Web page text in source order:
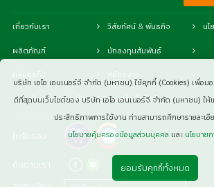
บริษัท เอไอ เอนเนอร์จี จำกัด (มหาชน) ใช้คุกกี้ (Cookies) เพื่อ
ดีที่สุดบนเว็บไซต์ของ บริษัท เอไอ เอนเนอร์จี จำกัด (มหาชน) ใ
ประสิทธิภาพการใช้งาน ท่านสามารถศึกษารายละเอี
นโยบายคุ้มครองข้อมูลส่วนบุคคล และ นโยบาย
ยอมรับคุกกี้ทั้งหมด
เกี่ยวกับเรา วิสัยทัศน์ & พันธกิจ นโ
ผลิตภัณฑ์ นักลงทุนสัมพันธ์
กลุ่มธุรกิจ สมัครงาน
ความรับผิดชอบต่อสังคม แผนผังเว็บไซต์
ใบรับรอง:
ติดตามเรา: